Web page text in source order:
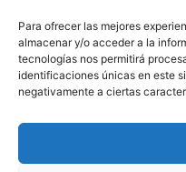
Para ofrecer las mejores
almacenar y/o acceder a la
tecnologías nos permitirá
identificaciones únicas en este
negativamente a ciertas